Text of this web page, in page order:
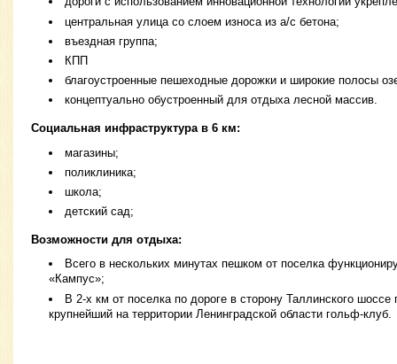
центральная улица со слоем износа из а/с бетона;
въездная группа;
КПП
благоустроенные пешеходные дорожки и широкие полосы
концептуально обустроенный для отдыха лесной массив.
Социальная инфраструктура в 6 км:
магазины;
поликлиника;
школа;
детский сад;
Возможности для отдыха:
Всего в нескольких минутах пешком от поселка
«Кампус»;
В 2-х км от поселка по дороге в сторону Таллинского
крупнейший на территории Ленинградской области гольф-клуб.